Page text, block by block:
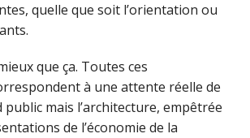
quelle que soit l’orientation ou
que ça. Toutes ces
à une attente réelle de
mais l’architecture, empêtrée
de l’économie de la